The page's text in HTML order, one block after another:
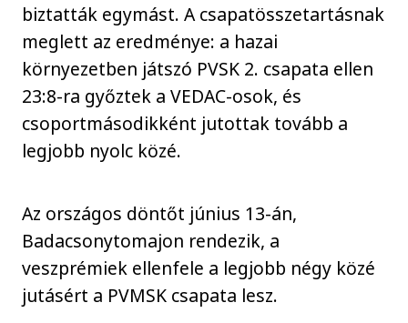
biztatták egymást. A csapatösszetartásnak
meglett az eredménye: a hazai
környezetben játszó PVSK 2. csapata ellen
23:8-ra győztek a VEDAC-osok, és
csoportmásodikként jutottak tovább a
legjobb nyolc közé.
Az országos döntőt június 13-án,
Badacsonytomajon rendezik, a
veszprémiek ellenfele a legjobb négy közé
jutásért a PVMSK csapata lesz.